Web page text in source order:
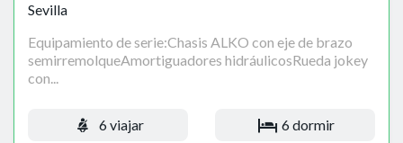
Sevilla
Equipamiento de serie:Chasis ALKO con eje de brazo
semirremolqueAmortiguadores hidráulicosRueda jokey
con...
6 viajar 6 dormir